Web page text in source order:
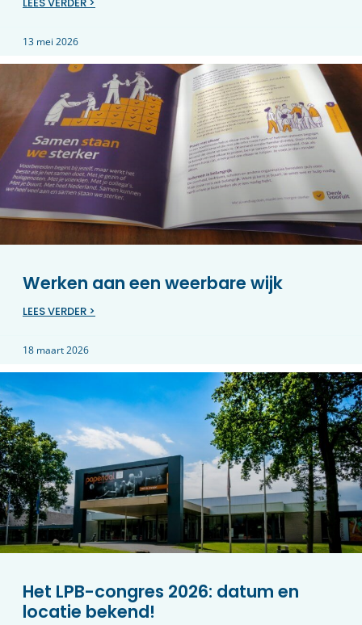
13 mei 2026
Werken aan een weerbare wijk
LEES VERDER >
18 maart 2026
Het LPB-congres 2026: datum en
locatie bekend!